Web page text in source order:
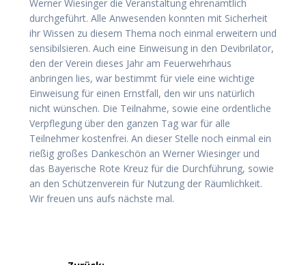
Werner Wiesinger die Veranstaltung ehrenamtlich
durchgeführt. Alle Anwesenden konnten mit Sicherheit
ihr Wissen zu diesem Thema noch einmal erweitern und
sensibilsieren. Auch eine Einweisung in den Devibrilator,
den der Verein dieses Jahr am Feuerwehrhaus
anbringen lies, war bestimmt für viele eine wichtige
Einweisung für einen Ernstfall, den wir uns natürlich
nicht wünschen. Die Teilnahme, sowie eine ordentliche
Verpflegung über den ganzen Tag war für alle
Teilnehmer kostenfrei. An dieser Stelle noch einmal ein
rießig großes Dankeschön an Werner Wiesinger und
das Bayerische Rote Kreuz für die Durchführung, sowie
an den Schützenverein für Nutzung der Räumlichkeit.
Wir freuen uns aufs nächste mal.
Beitragsnavigation